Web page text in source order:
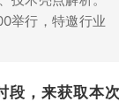
举行，特邀行业
段，来获取本